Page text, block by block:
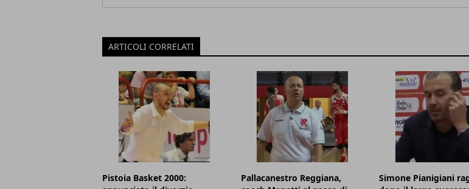
ARTICOLI CORRELATI
Pistoia Basket 2000:
Pallacanestro Reggiana,
Simone Pianigiani